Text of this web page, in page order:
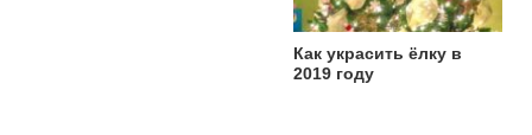
Как украсить ёлку в
2019 году